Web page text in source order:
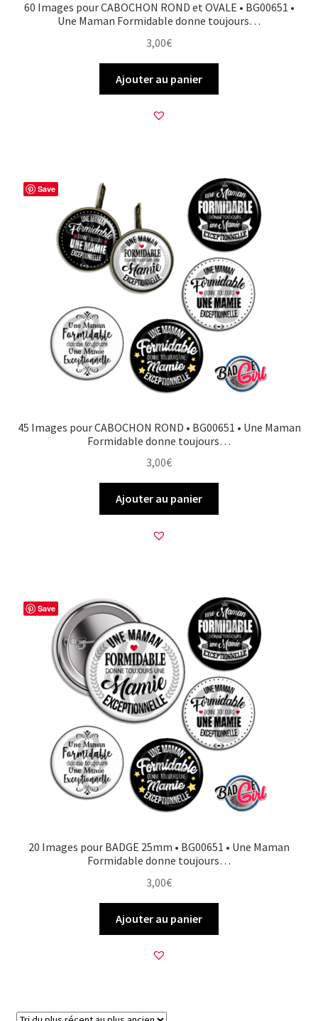
60 Images pour CABOCHON ROND et OVALE • BG00651 •
Une Maman Formidable donne toujours…
3,00€
Ajouter au panier
Save
45 Images pour CABOCHON ROND • BG00651 • Une Maman
Formidable donne toujours…
3,00€
Ajouter au panier
Save
20 Images pour BADGE 25mm • BG00651 • Une Maman
Formidable donne toujours…
3,00€
Ajouter au panier